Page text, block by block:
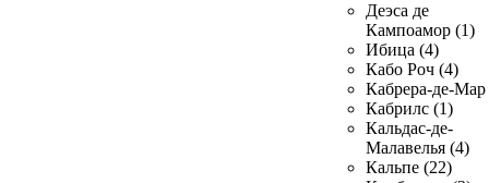
Деэса де
Кампоамор (1)
Ибица (4)
Кабо Роч (4)
Кабрера-де-Мар
Кабрилс (1)
Кальдас-де-
Малавелья (4)
Кальпе (22)